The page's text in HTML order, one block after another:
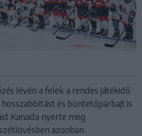
lévén a felek a rendes játékidő
és büntetőpárbajt is
Kanada nyerte meg
azonban